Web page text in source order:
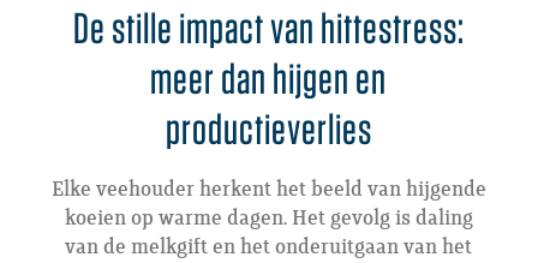
De stille impact van hittestress:
meer dan hijgen en
productieverlies
Elke veehouder herkent het beeld van hijgende
koeien op warme dagen. Het gevolg is daling
van de melkgift en het onderuitgaan van het